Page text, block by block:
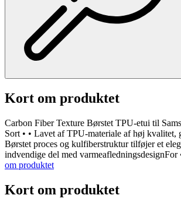
Kort om produktet
Carbon Fiber Texture Børstet TPU-etui til
Sort • • Lavet af TPU-materiale af høj kvalitet,
Børstet proces og kulfiberstruktur tilføjer et
indvendige del med varmeafledningsdesignFor
om produktet
Kort om produktet